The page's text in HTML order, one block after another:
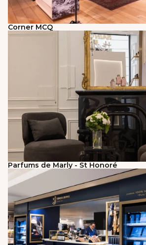
Corner MCQ
Parfums de Marly - St Honoré